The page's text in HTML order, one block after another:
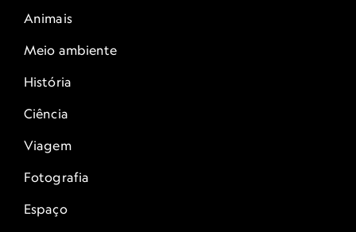
Animais
Meio ambiente
História
Ciência
Viagem
Fotografia
Espaço